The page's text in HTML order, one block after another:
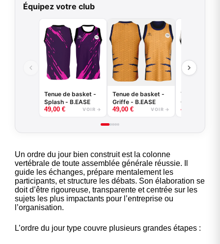
Équipez votre club
Tenue de basket -
Splash - B.EASE
49,00 € VOIR →
Tenue de basket -
Griffe - B.EASE
49,00 € VOIR →
Tenue de
Claw -
49,00
Un ordre du jour bien construit est la colonne
vertébrale de toute assemblée générale réussie. Il
guide les échanges, prépare mentalement les
participants, et structure les débats. Son élaboration se
doit d’être rigoureuse, transparente et centrée sur les
sujets les plus impactants pour l’entreprise ou
l’organisation.
L’ordre du jour type couvre plusieurs grandes étapes :